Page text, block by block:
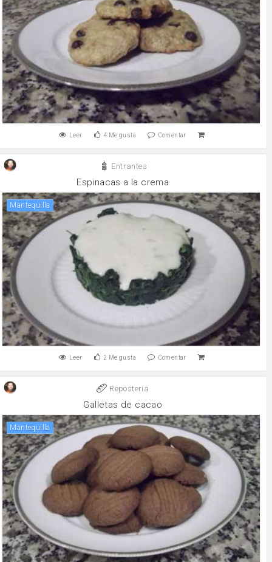
Leer 4 Me gusta Comentar
Entrantes
Espinacas a la crema
mantequilla
Leer 2 Me gusta Comentar
Reposteria
Galletas de cacao
mantequilla